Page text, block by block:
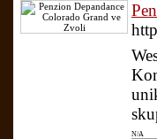
N/A